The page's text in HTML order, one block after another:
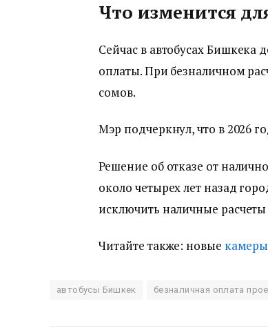
Что изменится
Сейчас в автобусах Бишкека
оплаты. При безналичном
сомов.
Мэр подчеркнул, что в 2026
Решение об отказе от
около четырех лет назад
исключить наличные
Читайте также: новые
автобусы Бишкек безналичная оплата